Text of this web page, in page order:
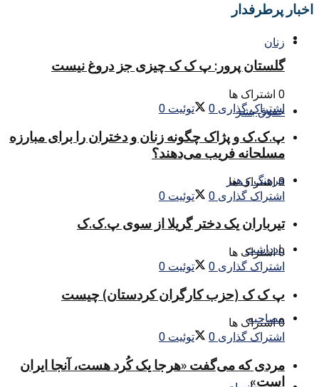
زنان
حقوق بشر
فرهنگ و هنر
یادداشت
مصاحبه
اخبار پرطرفدار
گلستان پرور: پ ک ک چیزی جز دروغ نیست
0 اشتراک ها
اشتراک گذاری 0 توئیت 0
پ.ک.ک و پژاک چگونه زنان و دختران را برای مبارزه
مسلحانه فریب می‌دهند؟
0 اشتراک ها
اشتراک گذاری 0 توئیت 0
تیرباران یک دختر گریلا از سوی پ.ک.ک
0 اشتراک ها
اشتراک گذاری 0 توئیت 0
پ ک ک (حزب کارگران کردستان) چیست
0 اشتراک ها
اشتراک گذاری 0 توئیت 0
مردی که می‌گفت «هرجا یک کُرد هست، آنجا ایران
است»